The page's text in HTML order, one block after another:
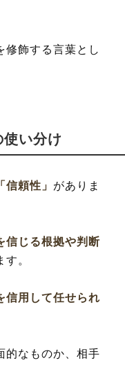
修飾する言葉とし
使い分け
「信頼性」 がありま
信じる根拠や判断
。
信用して任せられ
的なものか、相手